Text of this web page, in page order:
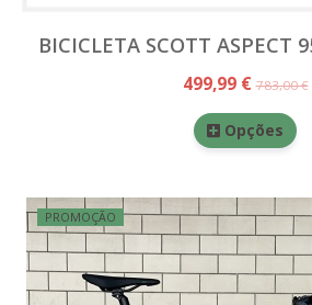
BICICLETA SCOTT ASPECT
499,99 €783,00 €
Opções
PROMOÇÃO